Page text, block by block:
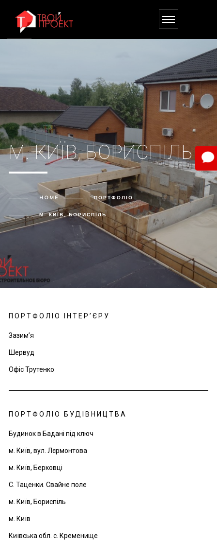
М. КИЇВ, БОРИСПІЛЬ
HOME ПОРТФОЛІО
М. КИЇВ, БОРИСПІЛЬ
ПОРТФОЛІО ІНТЕР’ЄРУ
Зазим’я
Шервуд
Офіс Трутенко
ПОРТФОЛІО БУДІВНИЦТВА
Будинок в Бадані під ключ
м. Київ, вул. Лєрмонтова
м. Київ, Берковці
С. Таценки. Свайне поле
м. Київ, Бориспіль
м. Київ
Київська обл. с. Кременище